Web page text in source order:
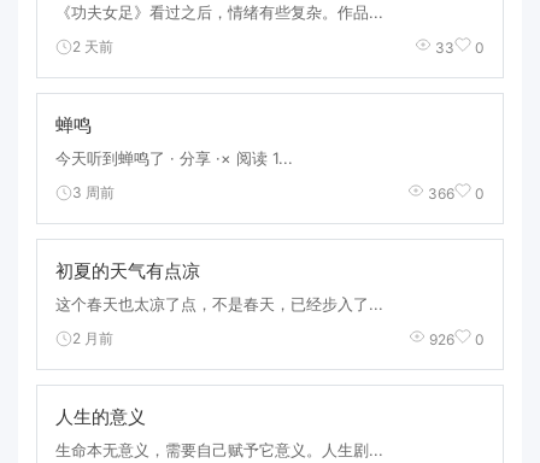
《功夫女足》看过之后，情绪有些复杂。作品...
2 天前 33 0
蝉鸣
今天听到蝉鸣了 · 分享 ·× 阅读 1...
3 周前 366 0
初夏的天气有点凉
这个春天也太凉了点，不是春天，已经步入了...
2 月前 926 0
人生的意义
生命本无意义，需要自己赋予它意义。人生剧...